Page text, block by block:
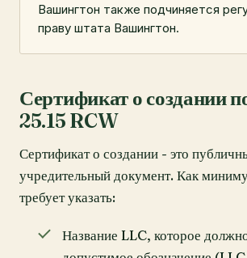
Вашингтон также подчиняется
праву штата Вашингтон.
Сертификат о создании
25.15 RCW
Сертификат о создании - это
учредительный документ. Как
требует указать:
Название LLC, которое